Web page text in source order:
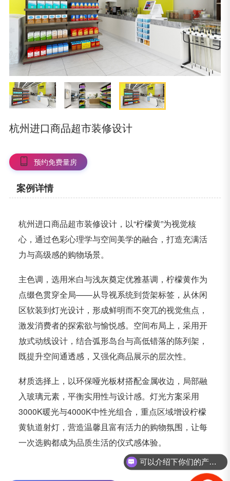
杭州进口商品超市装修设计
预约免费量房
案例详情
杭州进口商品超市装修设计，以“柠檬黄”为视觉核
心，通过色彩心理学与空间美学的融合，打造充满活
力与高级感的购物场景。
主色调，选用米白与浅灰奠定优雅基调，柠檬黄作为
点缀色贯穿全局——从导视系统到货架标签，从休闲
区软装到灯光设计，形成鲜明而不突兀的视觉焦点，
激发消费者的探索欲与愉悦感。空间布局上，采用开
放式动线设计，结合弧形岛台与高低错落的陈列架，
既提升空间通透感，又强化商品展示的层次性。
材质选择上，以环保哑光板材搭配金属收边，局部融
入玻璃元素，平衡实用性与设计感。灯光方案采用
3000K暖光与4000K中性光组合，重点区域增设柠檬
黄轨道射灯，营造温馨且富有活力的购物氛围，让每
一次选购都成为品质生活的仪式感体验。
可以介绍下你们的产品么？